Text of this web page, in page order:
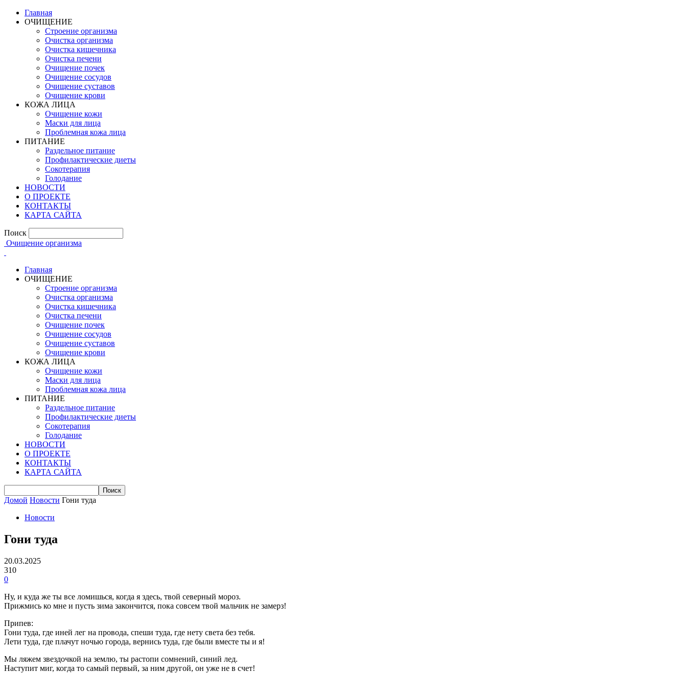
Главная
ОЧИЩЕНИЕ
Строение организма
Очистка организма
Очистка кишечника
Очистка печени
Очищение почек
Очищение сосудов
Очищение суставов
Очищение крови
КОЖА ЛИЦА
Очищение кожи
Маски для лица
Проблемная кожа лица
ПИТАНИЕ
Раздельное питание
Профилактические диеты
Сокотерапия
Голодание
НОВОСТИ
О ПРОЕКТЕ
КОНТАКТЫ
КАРТА САЙТА
Поиск
Очищение организма
Главная
ОЧИЩЕНИЕ
Строение организма
Очистка организма
Очистка кишечника
Очистка печени
Очищение почек
Очищение сосудов
Очищение суставов
Очищение крови
КОЖА ЛИЦА
Очищение кожи
Маски для лица
Проблемная кожа лица
ПИТАНИЕ
Раздельное питание
Профилактические диеты
Сокотерапия
Голодание
НОВОСТИ
О ПРОЕКТЕ
КОНТАКТЫ
КАРТА САЙТА
Домой Новости Гони туда
Новости
Гони туда
20.03.2025
310
0
Ну, и куда же ты все ломишься, когда я здесь, твой северный мороз.
Прижмись ко мне и пусть зима закончится, пока совсем твой мальчик не замерз!
Припев:
Гони туда, где иней лег на провода, спеши туда, где нету света без тебя.
Лети туда, где плачут ночью города, вернись туда, где были вместе ты и я!
Мы ляжем звездочкой на землю, ты растопи сомнений, синий лед.
Наступит миг, когда то самый первый, за ним другой, он уже не в счет!